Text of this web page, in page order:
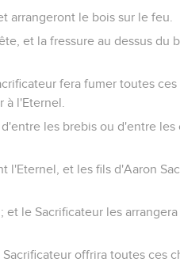
arrangeront le bois sur le feu.
et la fressure au dessus du
fera fumer toutes ces
à l'Eternel.
les brebis ou d'entre les
l'Eternel, et les fils d'Aaron
le Sacrificateur les
offrira toutes ces